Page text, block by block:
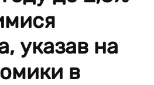
указав на
в